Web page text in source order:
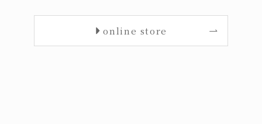
online store